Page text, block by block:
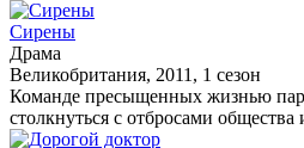
Сирены
Драма
Великобритания, 2011, 1 сезон
Команде пресыщенных жизнью
столкнуться с отбросами